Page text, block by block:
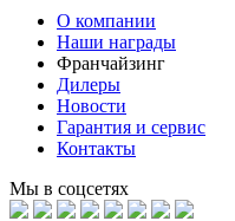
О компании
Наши награды
Франчайзинг
Дилеры
Новости
Гарантия и сервис
Контакты
Мы в соцсетях